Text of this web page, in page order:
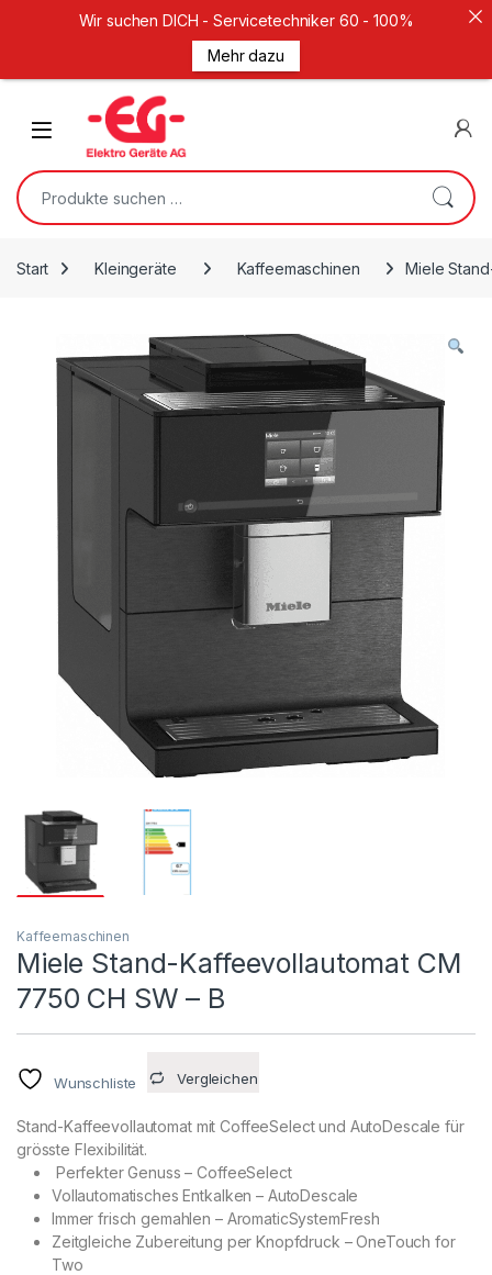
Open
Suche nach:
Start Kleingeräte Kaffeemaschinen Miele
Kaffeemaschinen
Miele Stand-Kaffeevollautomat CM
7750 CH SW – B
Wunschliste Vergleichen
Stand-Kaffeevollautomat mit CoffeeSelect und AutoDescale für
grösste Flexibilität.
Perfekter Genuss – CoffeeSelect
Vollautomatisches Entkalken – AutoDescale
Immer frisch gemahlen – AromaticSystemFresh
Zeitgleiche Zubereitung per Knopfdruck – OneTouch for
Two
Wir suchen DICH - Servicetechniker 60 - 100%
Mehr dazu